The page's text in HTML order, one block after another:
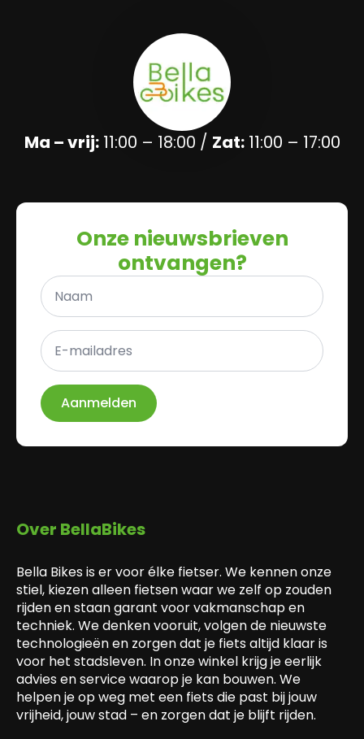
Ma – vrij:11:00 – 18:00 / Zat:11:00 – 17:00
Onze nieuwsbrieven
ontvangen?
Naam
*
E-
mailadres
*
Aanmelden
Over BellaBikes
Bella Bikes is er voor élke fietser. We kennen onze
stiel, kiezen alleen fietsen waar we zelf op zouden
rijden en staan garant voor vakmanschap en
techniek. We denken vooruit, volgen de nieuwste
technologieën en zorgen dat je fiets altijd klaar is
voor het stadsleven. In onze winkel krijg je eerlijk
advies en service waarop je kan bouwen. We
helpen je op weg met een fiets die past bij jouw
vrijheid, jouw stad – en zorgen dat je blijft rijden.